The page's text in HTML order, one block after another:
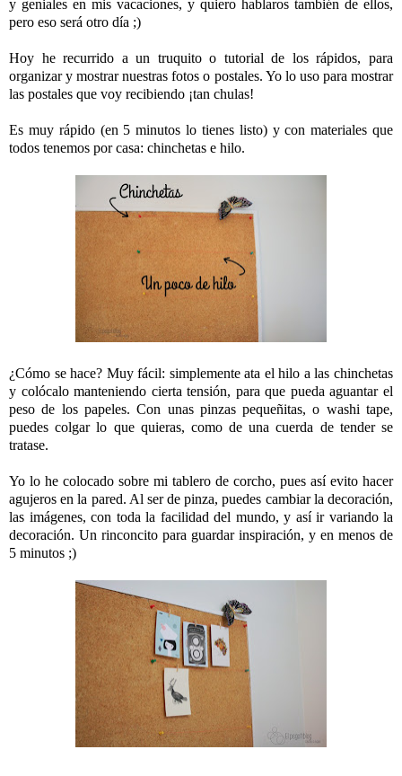
y geniales en mis vacaciones, y quiero hablaros también de ellos,
pero eso será otro día ;)
Hoy he recurrido a un truquito o tutorial de los rápidos, para
organizar y mostrar nuestras fotos o postales. Yo lo uso para mostrar
las postales que voy recibiendo ¡tan chulas!
Es muy rápido (en 5 minutos lo tienes listo) y con materiales que
todos tenemos por casa: chinchetas e hilo.
¿Cómo se hace? Muy fácil: simplemente ata el hilo a las chinchetas
y colócalo manteniendo cierta tensión, para que pueda aguantar el
peso de los papeles. Con unas pinzas pequeñitas, o washi tape,
puedes colgar lo que quieras, como de una cuerda de tender se
tratase.
Yo lo he colocado sobre mi tablero de corcho, pues así evito hacer
agujeros en la pared. Al ser de pinza, puedes cambiar la decoración,
las imágenes, con toda la facilidad del mundo, y así ir variando la
decoración. Un rinconcito para guardar inspiración, y en menos de
5 minutos ;)